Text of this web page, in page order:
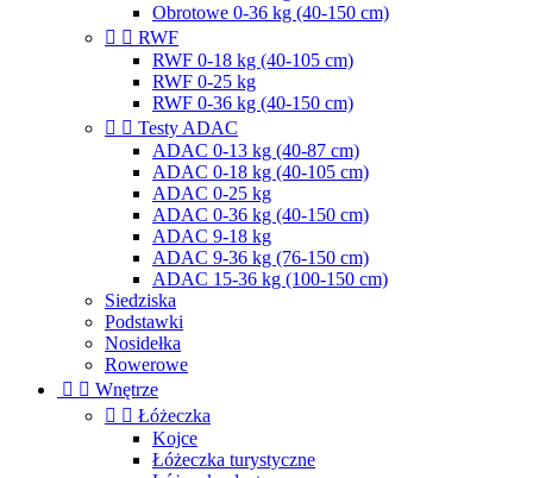
Obrotowe 0-36 kg (40-150 cm)
  RWF
RWF 0-18 kg (40-105 cm)
RWF 0-25 kg
RWF 0-36 kg (40-150 cm)
  Testy ADAC
ADAC 0-13 kg (40-87 cm)
ADAC 0-18 kg (40-105 cm)
ADAC 0-25 kg
ADAC 0-36 kg (40-150 cm)
ADAC 9-18 kg
ADAC 9-36 kg (76-150 cm)
ADAC 15-36 kg (100-150 cm)
Siedziska
Podstawki
Nosidełka
Rowerowe
  Wnętrze
  Łóżeczka
Kojce
Łóżeczka turystyczne